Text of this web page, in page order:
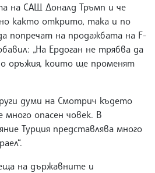
на САЩ Доналд Тръмп и че
както открито, така и по
попречат на продажбата на F-
„На Ердоган не трябва да
оръжия, които ще променят
думи на Смотрич където
много опасен човек. В
Турция представлява много
на държавните и